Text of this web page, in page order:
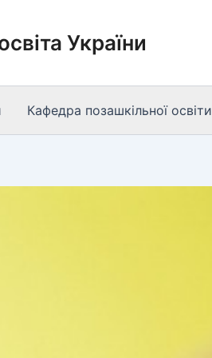
України
Кафедра позашкільної освіти